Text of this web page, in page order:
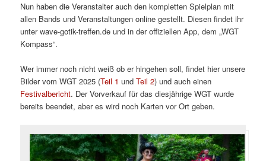
Nun haben die Veranstalter auch den kompletten Spielplan mit
allen Bands und Veranstaltungen online gestellt. Diesen findet ihr
unter wave-gotik-treffen.de und in der offiziellen App, dem „WGT
Kompass“.
Wer immer noch nicht weiß ob er hingehen soll, findet hier unsere
Bilder vom WGT 2025 (Teil 1 undTeil 2) und auch einen
Festivalbericht. Der Vorverkauf für das diesjährige WGT wurde
bereits beendet, aber es wird noch Karten vor Ort geben.